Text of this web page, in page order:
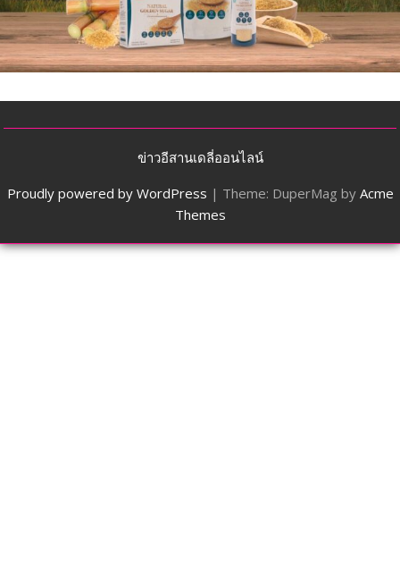
ข่าวอีสานเดลี่ออนไลน์
Proudly powered by WordPress | Theme: DuperMag by Acme
Themes